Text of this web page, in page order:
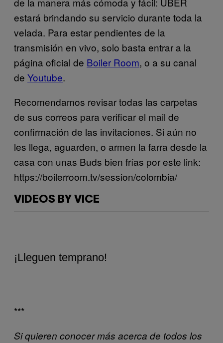
estará brindando su servicio durante toda la
velada. Para estar pendientes de la
transmisión en vivo, solo basta entrar a la
página oficial de Boiler Room, o a su canal
de Youtube.
Recomendamos revisar todas las carpetas
de sus correos para verificar el mail de
confirmación de las invitaciones. Si aún no
les llega, aguarden, o armen la farra desde la
casa con unas Buds bien frías por este link:
https://boilerroom.tv/session/colombia/
VIDEOS BY VICE
¡Lleguen temprano!
***
Si quieren conocer más acerca de todos los